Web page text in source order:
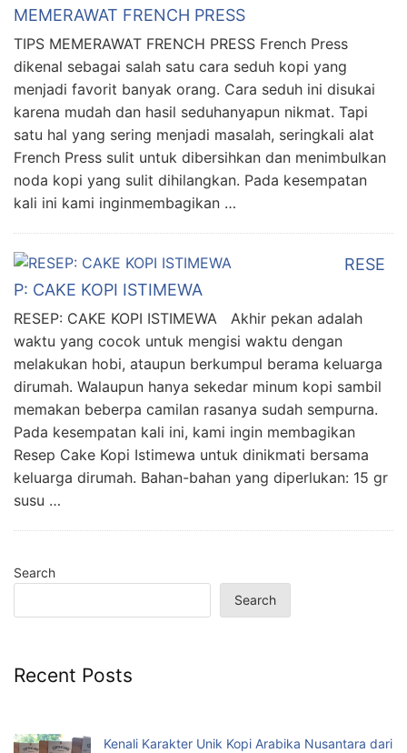
MEMERAWAT FRENCH PRESS
TIPS MEMERAWAT FRENCH PRESS French Press
dikenal sebagai salah satu cara seduh kopi yang
menjadi favorit banyak orang. Cara seduh ini disukai
karena mudah dan hasil seduhanyapun nikmat. Tapi
satu hal yang sering menjadi masalah, seringkali alat
French Press sulit untuk dibersihkan dan menimbulkan
noda kopi yang sulit dihilangkan. Pada kesempatan
kali ini kami inginmembagikan …
RESE
P: CAKE KOPI ISTIMEWA
RESEP: CAKE KOPI ISTIMEWA Akhir pekan adalah
waktu yang cocok untuk mengisi waktu dengan
melakukan hobi, ataupun berkumpul berama keluarga
dirumah. Walaupun hanya sekedar minum kopi sambil
memakan beberpa camilan rasanya sudah sempurna.
Pada kesempatan kali ini, kami ingin membagikan
Resep Cake Kopi Istimewa untuk dinikmati bersama
keluarga dirumah. Bahan-bahan yang diperlukan: 15 gr
susu …
Search
Search
Recent Posts
Kenali Karakter Unik Kopi Arabika Nusantara dari